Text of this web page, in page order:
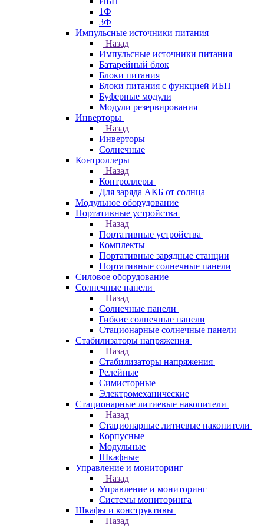
1Ф
3Ф
Импульсные источники питания
Назад
Импульсные источники питания
Батарейный блок
Блоки питания
Блоки питания с функцией ИБП
Буферные модули
Модули резервирования
Инверторы
Назад
Инверторы
Солнечные
Контроллеры
Назад
Контроллеры
Для заряда АКБ от солнца
Модульное оборудование
Портативные устройства
Назад
Портативные устройства
Комплекты
Портативные зарядные станции
Портативные солнечные панели
Силовое оборудование
Солнечные панели
Назад
Солнечные панели
Гибкие солнечные панели
Стационарные солнечные панели
Стабилизаторы напряжения
Назад
Стабилизаторы напряжения
Релейные
Симисторные
Электромеханические
Стационарные литиевые накопители
Назад
Стационарные литиевые накопители
Корпусные
Модульные
Шкафные
Управление и мониторинг
Назад
Управление и мониторинг
Системы мониторинга
Шкафы и конструктивы
Назад